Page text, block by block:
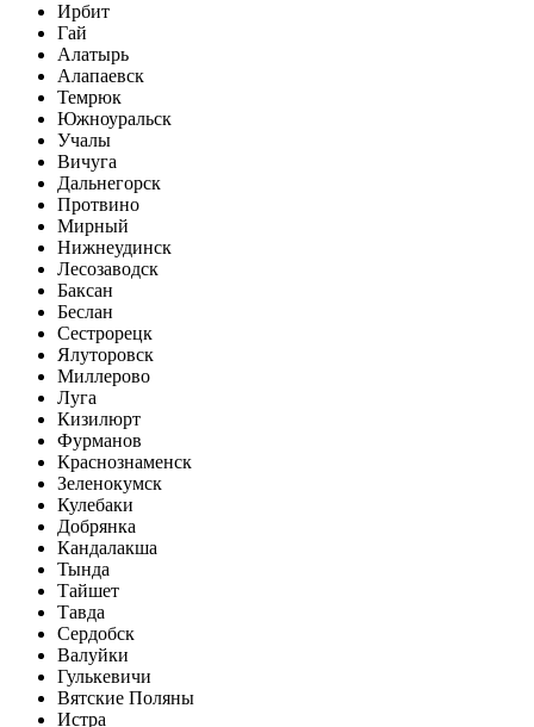
Ирбит
Гай
Алатырь
Алапаевск
Темрюк
Южноуральск
Учалы
Вичуга
Дальнегорск
Протвино
Мирный
Нижнеудинск
Лесозаводск
Баксан
Беслан
Сестрорецк
Ялуторовск
Миллерово
Луга
Кизилюрт
Фурманов
Краснознаменск
Зеленокумск
Кулебаки
Добрянка
Кандалакша
Тында
Тайшет
Тавда
Сердобск
Валуйки
Гулькевичи
Вятские Поляны
Истра